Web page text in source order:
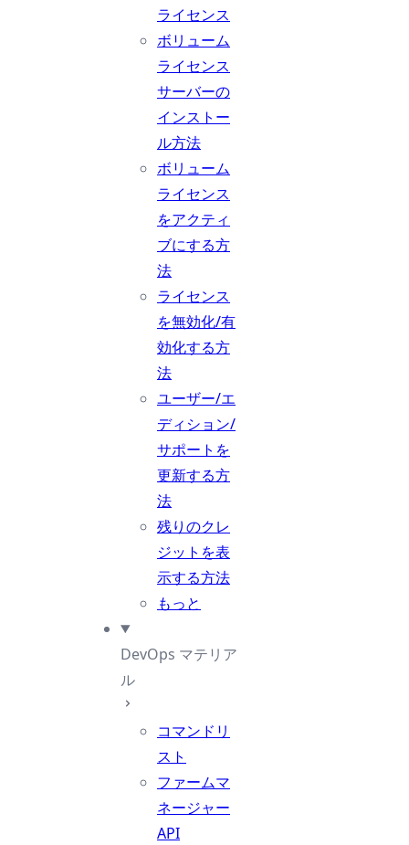
ライセンス
ボリューム
ライセンス
サーバーの
インストー
ル方法
ボリューム
ライセンス
をアクティ
ブにする方
法
ライセンス
を無効化/有
効化する方
法
ユーザー/エ
ディション/
サポートを
更新する方
法
残りのクレ
ジットを表
示する方法
もっと
DevOps マテリア
ル
コマンドリ
スト
ファームマ
ネージャー
API